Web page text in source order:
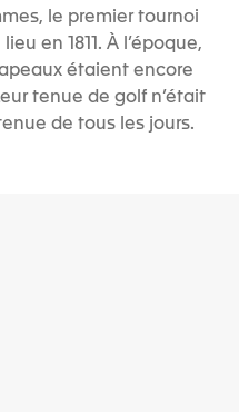
le premier tournoi
en 1811. À l’époque,
étaient encore
tenue de golf n’était
de tous les jours.